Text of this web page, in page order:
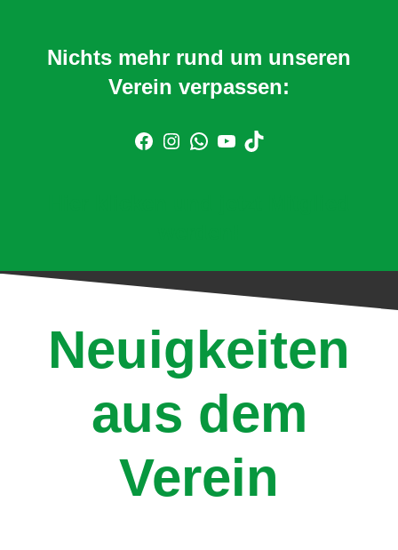
Nichts mehr rund um unseren
Verein verpassen:
Neuigkeiten
aus dem
Verein